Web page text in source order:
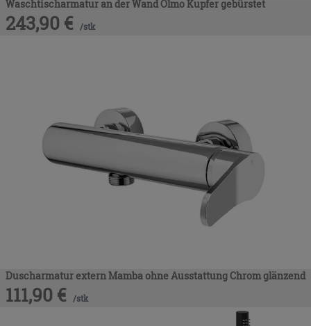
Waschtischarmatur an der Wand Olmo Kupfer gebürstet
243,90 € /stk
Duscharmatur extern Mamba ohne Ausstattung Chrom glänzend
111,90 € /stk